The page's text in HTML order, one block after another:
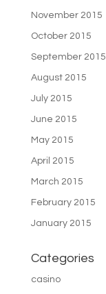
November 2015
October 2015
September 2015
August 2015
July 2015
June 2015
May 2015
April 2015
March 2015
February 2015
January 2015
Categories
casino